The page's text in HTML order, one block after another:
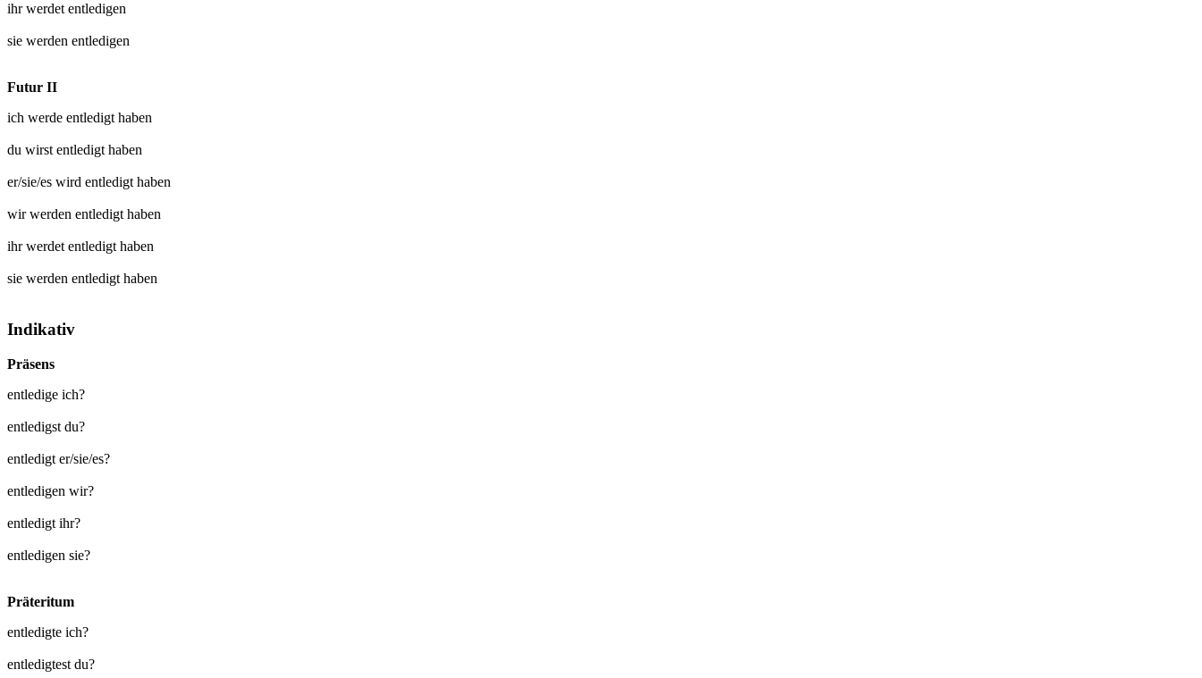
ihr werdet entledigen
sie werden entledigen
Futur II
ich werde entledigt haben
du wirst entledigt haben
er/sie/es wird entledigt haben
wir werden entledigt haben
ihr werdet entledigt haben
sie werden entledigt haben
Indikativ
Präsens
entledige ich?
entledigst du?
entledigt er/sie/es?
entledigen wir?
entledigt ihr?
entledigen sie?
Präteritum
entledigte ich?
entledigtest du?